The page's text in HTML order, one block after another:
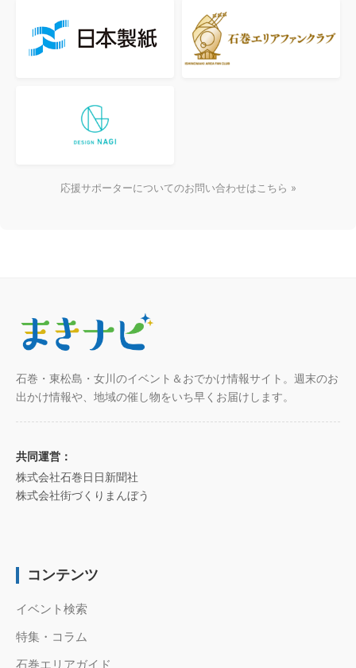
応援サポーターについてのお問い合わせはこちら »
石巻・東松島・女川のイベント＆おでかけ情報サイト。週末のお
出かけ情報や、地域の催し物をいち早くお届けします。
共同運営：
株式会社石巻日日新聞社
株式会社街づくりまんぼう
コンテンツ
イベント検索
特集・コラム
石巻エリアガイド